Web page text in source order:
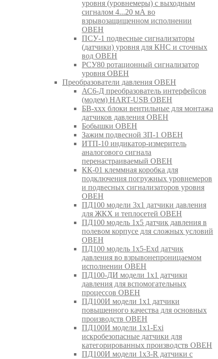
уровня (уровнемеры) с выходным
сигналом 4...20 мА во
взрывозащищенном исполнении
ОВЕН
ПСУ-1 подвесные сигнализаторы
(датчики) уровня для КНС и сточных
вод ОВЕН
РСУ80 ротационный сигнализатор
уровня ОВЕН
Преобразователи давления ОВЕН
АС6-Д преобразователь интерфейсов
(модем) HART-USB ОВЕН
БВ-ххх блоки вентильные для монтажа
датчиков давления ОВЕН
Бобышки ОВЕН
Зажим подвесной ЗП-1 ОВЕН
ИТП-10 индикатор-измеритель
аналогового сигнала
перенастраиваемый ОВЕН
КК-01 клеммная коробка для
подключения погружных уровнемеров
и подвесных сигнализаторов уровня
ОВЕН
ПД100 модели 3х1 датчики давления
для ЖКХ и теплосетей ОВЕН
ПД100 модель 1х5 датчик давления в
полевом корпусе для сложных условий
ОВЕН
ПД100 модель 1х5-Exd датчик
давления во взрывонепроницаемом
исполнении ОВЕН
ПД100-ДИ модели 1х1 датчики
давления для вспомогательных
процессов ОВЕН
ПД100И модели 1х1 датчики
повышенного качества для основных
производств ОВЕН
ПД100И модели 1х1-Exi
искробезопасные датчики для
категорированных производств ОВЕН
ПД100И модели 1х3-R датчики с